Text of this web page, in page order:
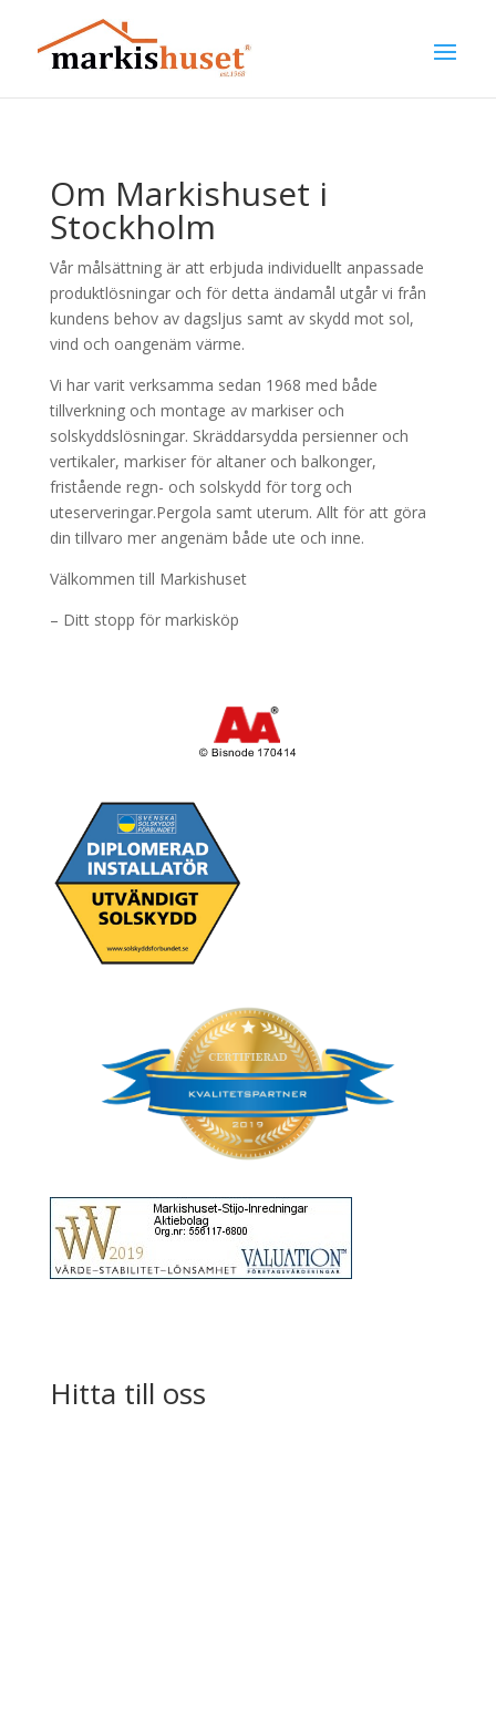
Om Markishuset i
Stockholm
Vår målsättning är att erbjuda individuellt anpassade
produktlösningar och för detta ändamål utgår vi från
kundens behov av dagsljus samt av skydd mot sol,
vind och oangenäm värme.
Vi har varit verksamma sedan 1968 med både
tillverkning och montage av markiser och
solskyddslösningar. Skräddarsydda persienner och
vertikaler, markiser för altaner och balkonger,
fristående regn- och solskydd för torg och
uteserveringar.Pergola samt uterum. Allt för att göra
din tillvaro mer angenäm både ute och inne.
Välkommen till Markishuset
– Ditt stopp för markisköp
Hitta till oss